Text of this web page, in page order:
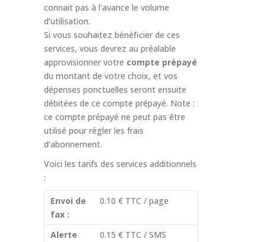
connait pas à l’avance le volume
d’utilisation.
Si vous souhaitez bénéficier de ces
services, vous devrez au préalable
approvisionner votre compte prépayé
du montant de votre choix, et vos
dépenses ponctuelles seront ensuite
débitées de ce compte prépayé. Note :
ce compte prépayé ne peut pas être
utilisé pour régler les frais
d’abonnement.
Voici les tarifs des services additionnels
:
Envoi de
fax :
0.10 € TTC / page
Alerte
0.15 € TTC / SMS